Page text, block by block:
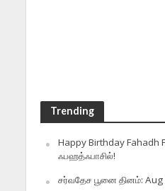
Trending
Happy Birthday
ஃபஹத்ஃபாசில்!
சர்வதேச பூனை தினம்: